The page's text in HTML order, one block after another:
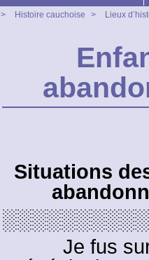
> Histoire cauchoise > Lieux
Situations
Je fus